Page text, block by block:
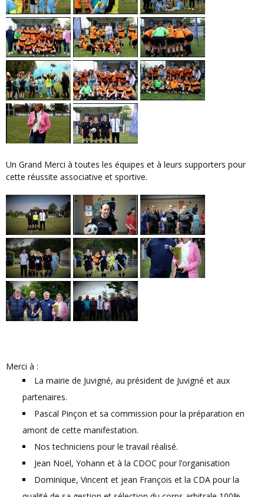
Un Grand Merci à toutes les équipes et à leurs supporters pour
cette réussite associative et sportive.
Merci à :
La mairie de Juvigné, au président de Juvigné et aux
partenaires.
Pascal Pinçon et sa commission pour la préparation en
amont de cette manifestation.
Nos techniciens pour le travail réalisé.
Jean Noël, Yohann et à la CDOC pour l’organisation
Dominique, Vincent et jean François et la CDA pour la